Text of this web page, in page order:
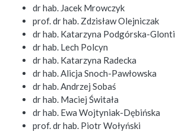
dr hab. Jacek Mrowczyk
prof. dr hab. Zdzisław Olejniczak
dr hab. Katarzyna Podgórska-Glonti
dr hab. Lech Polcyn
dr hab. Katarzyna Radecka
dr hab. Alicja Snoch-Pawłowska
dr hab. Andrzej Sobaś
dr hab. Maciej Świtała
dr hab. Ewa Wojtyniak-Dębińska
prof. dr hab. Piotr Wołyński